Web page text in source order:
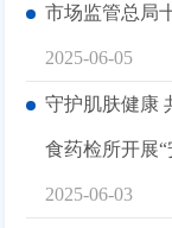
市场监管总局
2025-06-05
守护肌肤健康
食药检所开展
2025-06-03